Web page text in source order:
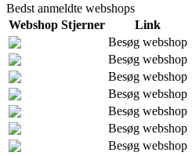
Bedst anmeldte webshops
Webshop Stjerner
Link
Besøg webshop
Besøg webshop
Besøg webshop
Besøg webshop
Besøg webshop
Besøg webshop
Besøg webshop